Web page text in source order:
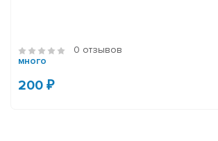
0 отзывов
много
200 ₽